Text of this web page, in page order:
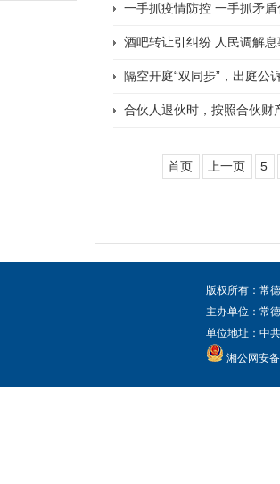
一手抓疫情防控 一手抓矛
酒吧转让引纠纷 人民调解息
隔空开庭“双同步”，出庭公
合伙人退伙时，按照合伙财
首页 上一页 5
版权所有：常
主办单位：常
单位地址：中
湘公网安